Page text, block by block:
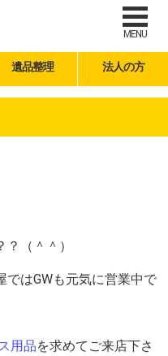
MENU
遺品整理 法人の方
（＾＾）
はGWも元気に営業中で
用品を求めてご来店下さ